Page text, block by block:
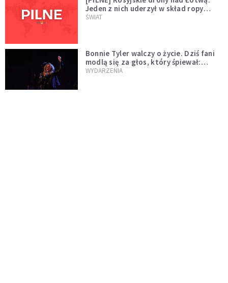
Jeden z nich uderzył w skład ropy
naftowej
ŚWIAT
Bonnie Tyler walczy o życie. Dziś fani
modlą się za głos, który śpiewał:
"Lord, help me"
WYDARZENIA